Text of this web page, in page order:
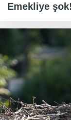
Emekliye şok!